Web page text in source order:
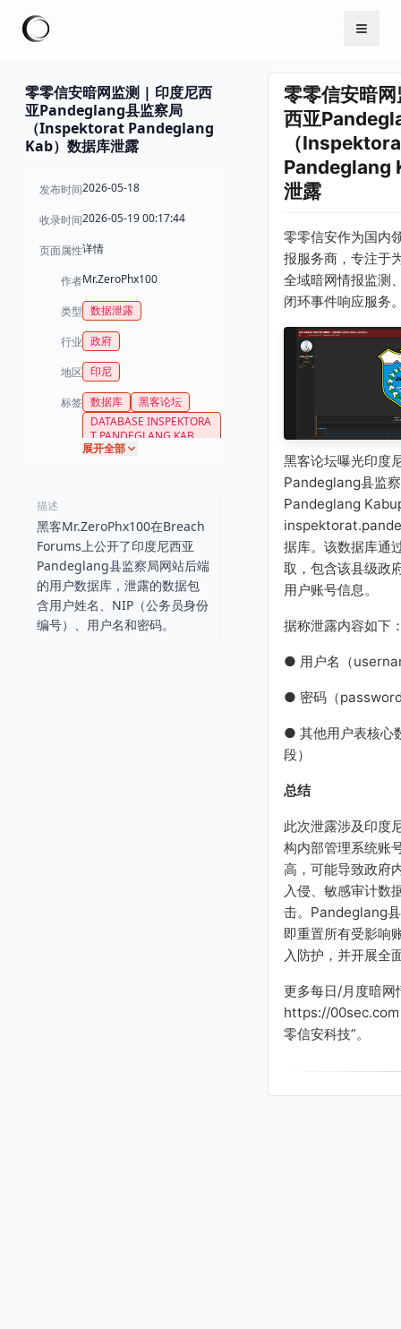
零零信安暗网监测 | 印度尼西
亚Pandeglang县监察局
（Inspektorat Pandeglang
Kab）数据库泄露
发布时间2026-05-18
收录时间2026-05-19 00:17:44
页面属性详情
作者Mr.ZeroPhx100
类型 数据泄露
行业 政府
地区 印尼
标签 数据库
黑客论坛
DATABASE INSPEKTORA
T PANDEGLANG KAB
展开全部
描述
黑客Mr.ZeroPhx100在Breach
Forums上公开了印度尼西亚
Pandeglang县监察局网站后端
的用户数据库，泄露的数据包
含用户姓名、NIP（公务员身份
编号）、用户名和密码。
零零信安暗
西亚
（
Pandeglang
泄露
零零信安作为国内
报服务商，专注于
全域暗网情报监测
闭环事件响应服务
黑客论坛曝光印度
Pandeglang县监
Pandeglang
据库。该数据库通
取，包含该县级政
用户账号信息。
据称泄露内容如下
● 用户名（
● 密码（
● 其他用户表核心
段）
总结
此次泄露涉及印度
构内部管理系统账
高，可能导致政府
入侵、敏感审计数
击。Pandeglang
即重置所有受影响
入防护，并开展全
更多每日/月度暗网
https://00sec.com
零信安科技”。